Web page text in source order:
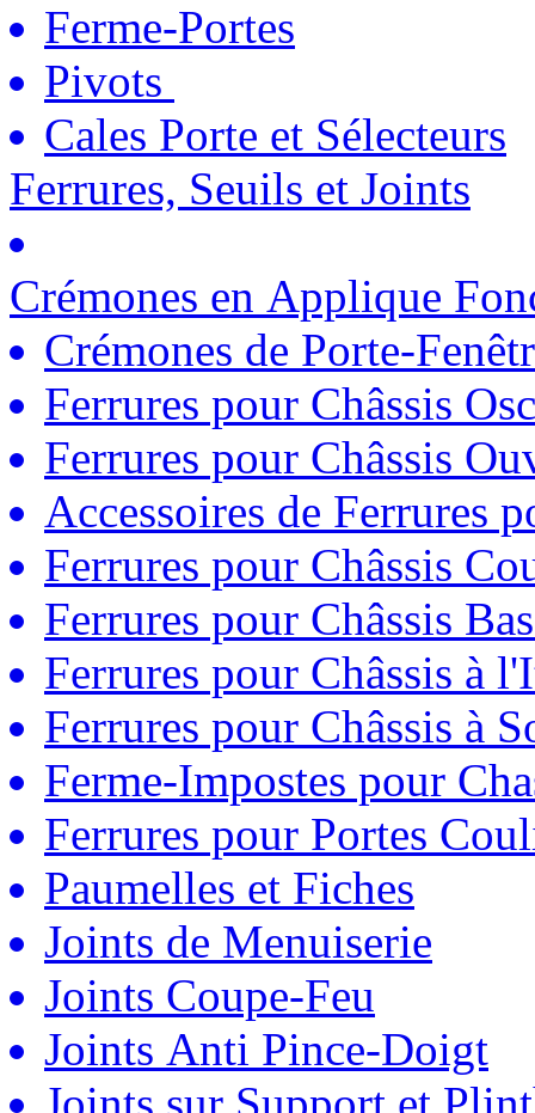
Ferme-Portes
Pivots
Cales Porte et Sélecteurs
Ferrures, Seuils et Joints
Crémones en Applique
Crémones de Porte-
Ferrures pour Châssis
Ferrures pour Châssis
Accessoires de Ferrures
Ferrures pour Châssis
Ferrures pour Châssis
Ferrures pour Châssis à
Ferrures pour Châssis à
Ferme-Impostes pour
Ferrures pour Portes
Paumelles et Fiches
Joints de Menuiserie
Joints Coupe-Feu
Joints Anti Pince-Doigt